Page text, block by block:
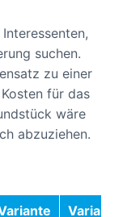
suchen.
zu einer
für das
wäre
abzuziehen.
Variante